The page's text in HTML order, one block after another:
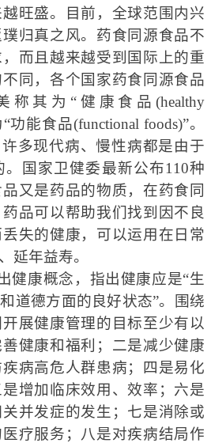
旺盛。目前，全球范围内兴
归真之风。药食同源食品不
而且越来越受到国际上的重
同，各个国家药食同源食品
称其为“健康食品(healthy
能食品(functional foods)”。
多现代病、慢性病都是由于
。国家卫健委最新公布110种
又是药品的物质，在药食同
品可以帮助我们找到因不良
失的健康，可以运用在日常
延年益寿。
健康概念，指出健康应是“生
道德方面的良好状态”。
围绕
开展健康管理的目标至少有以
健康和福利 ；二是减少健康
病高危人群患病；四是易化
是增加临床效用、效率 ；六是
并发症的发生 ；七是消除或
疗服务 ；八是对疾病结局作